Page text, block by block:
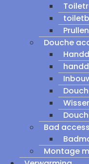
Douche
Bad
Montage